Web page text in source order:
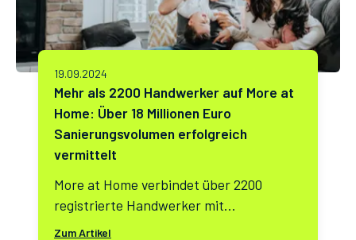
19.09.2024
Mehr als 2200 Handwerker auf More at
Home: Über 18 Millionen Euro
Sanierungsvolumen erfolgreich
vermittelt
More at Home verbindet über 2200
registrierte Handwerker mit
Immobilieneigentümern und hat bereits
Zum Artikel